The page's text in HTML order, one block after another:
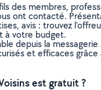
des membres,
ont contacté.
avis : trouvez
à votre budget.
depuis la messagerie
et efficaces grâce
est gratuit ?